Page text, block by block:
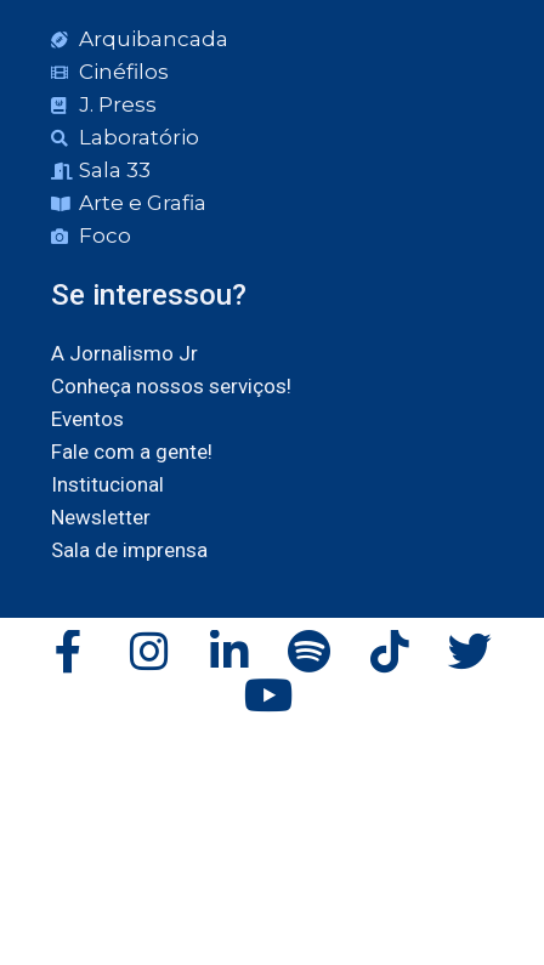
Arquibancada
Cinéfilos
J. Press
Laboratório
Sala 33
Arte e Grafia
Foco
Se interessou?
A Jornalismo Jr
Conheça nossos serviços!
Eventos
Fale com a gente!
Institucional
Newsletter
Sala de imprensa